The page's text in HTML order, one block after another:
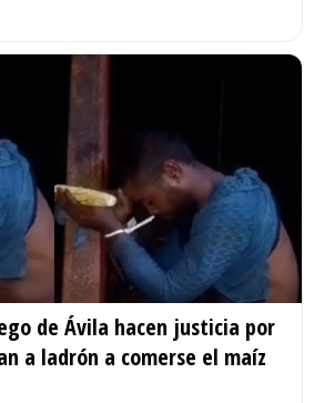
de Ávila hacen justicia por
a ladrón a comerse el maíz